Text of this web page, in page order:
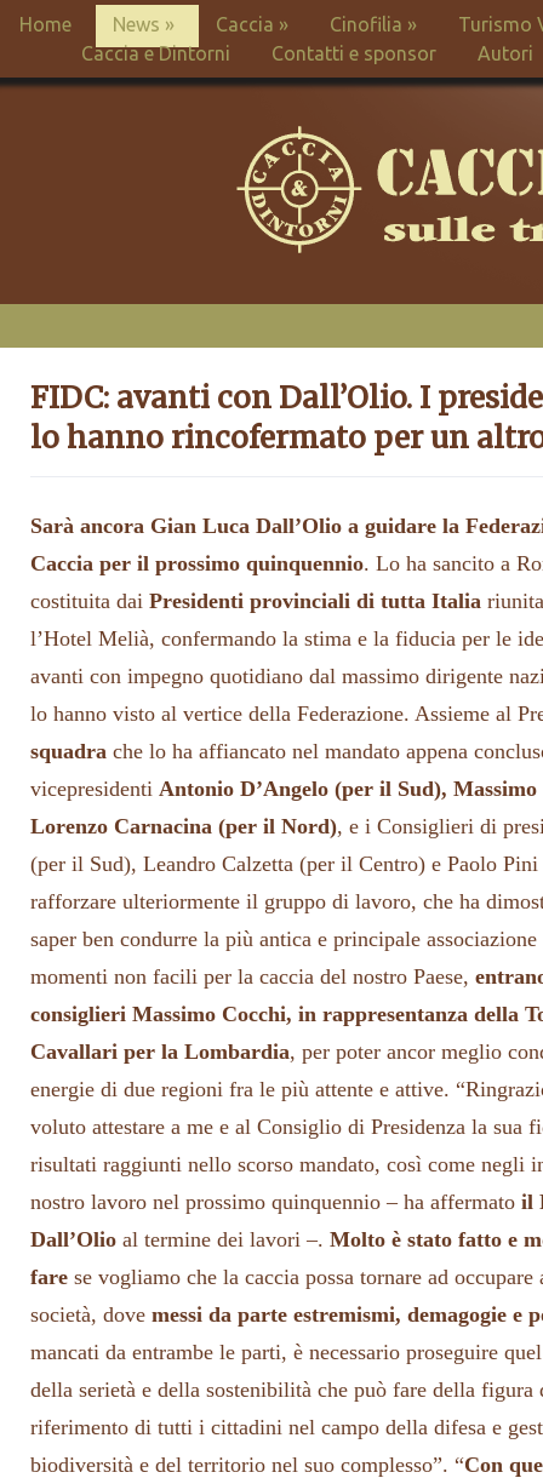
Home News » Caccia » Cinofilia »
Turismo
Caccia e Dintorni
Contatti e sponsor Autori
FIDC: avanti con Dall’Olio. I
lo hanno rincofermato per un
Sarà ancora Gian Luca Dall’Olio a guidare la
Caccia per il prossimo quinquennio. Lo ha sancito a
costituita dai Presidenti provinciali di tutta Italia
l’Hotel Melià, confermando la stima e la fiducia per le
avanti con impegno quotidiano dal massimo dirigente
lo hanno visto al vertice della Federazione. Assieme al
squadra che lo ha affiancato nel mandato appena
vicepresidenti Antonio D’Angelo (per il Sud),
Lorenzo Carnacina (per il Nord), e i Consiglieri di
(per il Sud), Leandro Calzetta (per il Centro) e Paolo
rafforzare ulteriormente il gruppo di lavoro, che ha
saper ben condurre la più antica e principale
momenti non facili per la caccia del nostro Paese,
consiglieri Massimo Cocchi, in rappresentanza della
Cavallari per la Lombardia, per poter ancor meglio
energie di due regioni fra le più attente e attive.
voluto attestare a me e al Consiglio di Presidenza la sua
risultati raggiunti nello scorso mandato, così come negli
nostro lavoro nel prossimo quinquennio – ha affermato il
Dall’Olio al termine dei lavori –. Molto è stato fatto e
fare se vogliamo che la caccia possa tornare ad
società, dove messi da parte estremismi, demagogie e
mancati da entrambe le parti, è necessario proseguire
della serietà e della sostenibilità che può fare della figura
riferimento di tutti i cittadini nel campo della difesa e
biodiversità e del territorio nel suo complesso”. “Con